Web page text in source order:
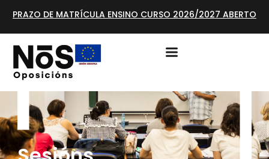
PRAZO DE MATRÍCULA ENSINO CURSO 2026/2027 ABERTO